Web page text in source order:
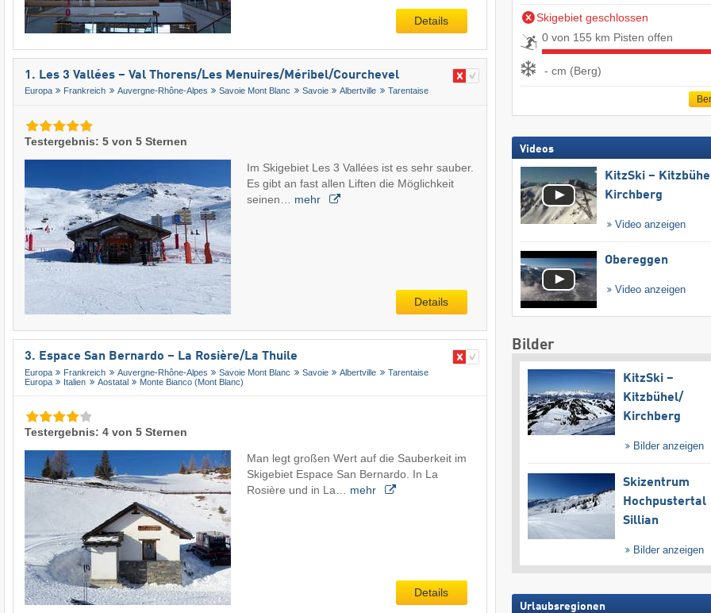
Details
1. Les 3 Vallées – Val Thorens/​Les Menuires/​Méribel/​Courchevel
Europa Frankreich Auvergne-Rhône-Alpes Savoie Mont Blanc Savoie Albertville Tarentaise
Testergebnis: 5 von 5 Sternen
Im Skigebiet Les 3 Vallées ist es sehr sauber.
Es gibt an fast allen Liften die Möglichkeit
seinen… mehr
Details
3. Espace San Bernardo – La Rosière/​La Thuile
Europa Frankreich Auvergne-Rhône-Alpes Savoie Mont Blanc Savoie Albertville
Tarentaise
Europa
Italien Aostatal Monte Bianco (Mont Blanc)
Testergebnis: 4 von 5 Sternen
Man legt großen Wert auf die Sauberkeit im
Skigebiet Espace San Bernardo. In La
Rosière und in La… mehr
Details
Skigebiet geschlossen
0 von 155 km Pisten offen
- cm (Berg)
Videos
KitzSki –
Kirchberg
Video anzeigen
Obereggen
Video anzeigen
Bilder
KitzSki –
Kitzbühel/​
Kirchberg
Bilder anzeigen
Skizentrum
Hochpustertal
Sillian
Bilder anzeigen
Urlaubsregionen